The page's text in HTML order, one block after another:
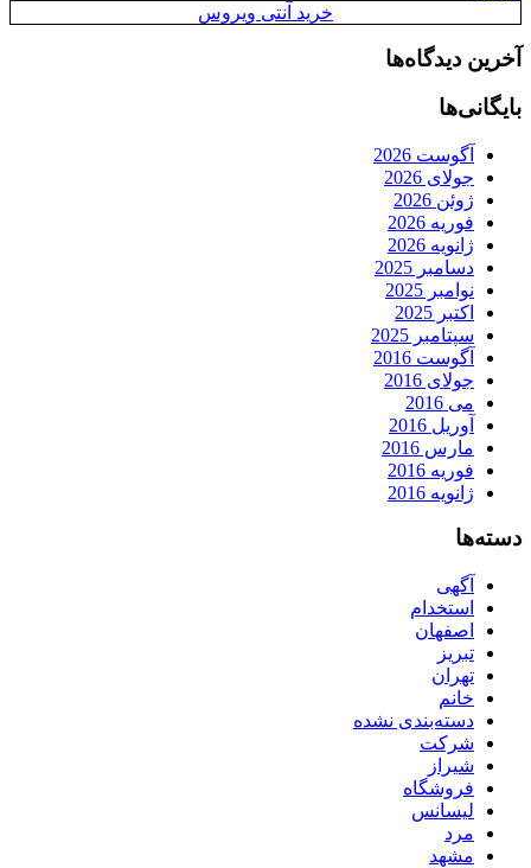
خرید آنتی ویروس
آخرین دیدگاه‌ها
بایگانی‌ها
آگوست 2026
جولای 2026
ژوئن 2026
فوریه 2026
ژانویه 2026
دسامبر 2025
نوامبر 2025
اکتبر 2025
سپتامبر 2025
آگوست 2016
جولای 2016
می 2016
آوریل 2016
مارس 2016
فوریه 2016
ژانویه 2016
دسته‌ها
آگهی
استخدام
اصفهان
تبریز
تهران
خانم
دسته‌بندی نشده
شرکت
شیراز
فروشگاه
لیسانس
مرد
مشهد